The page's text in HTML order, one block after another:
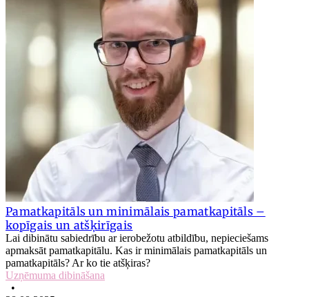
Pamatkapitāls un minimālais pamatkapitāls –
kopīgais un atšķirīgais
Lai dibinātu sabiedrību ar ierobežotu atbildību, nepieciešams
apmaksāt pamatkapitālu. Kas ir minimālais pamatkapitāls un
pamatkapitāls? Ar ko tie atšķiras?
Uzņēmuma dibināšana
•